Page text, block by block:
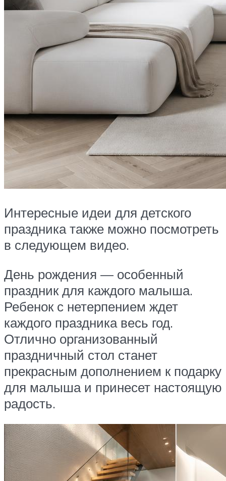
Интересные идеи для детского
праздника также можно посмотреть
в следующем видео.
День рождения — особенный
праздник для каждого малыша.
Ребенок с нетерпением ждет
каждого праздника весь год.
Отлично организованный
праздничный стол станет
прекрасным дополнением к подарку
для малыша и принесет настоящую
радость.